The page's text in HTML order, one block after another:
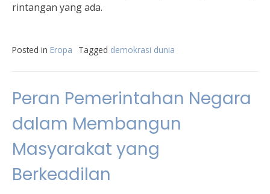
rintangan yang ada.
Posted in Eropa Tagged demokrasi dunia
Peran Pemerintahan Negara
dalam Membangun
Masyarakat yang
Berkeadilan